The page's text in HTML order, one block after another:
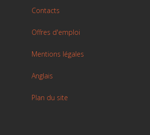
Contacts
Offres d'emploi
Mentions légales
Anglais
Plan du site